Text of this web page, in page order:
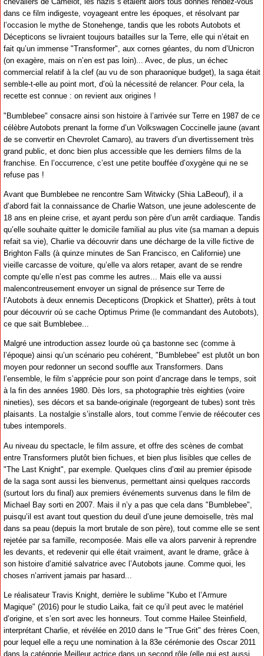
dans ce film indigeste, voyageant entre les époques, et résolvant par
l’occasion le mythe de Stonehenge, tandis que les robots Autobots et
Décepticons se livraient toujours batailles sur la Terre, elle qui n’était en
fait qu’un immense "Transformer", aux cornes géantes, du nom d’Unicron
(on exagère, mais on n’en est pas loin)... Avec, de plus, un échec
commercial relatif à la clef (au vu de son pharaonique budget), la saga était
semble-t-elle au point mort, d’où la nécessité de relancer. Pour cela, la
recette est connue : on revient aux origines !
"Bumblebee" consacre ainsi son histoire à l’arrivée sur Terre en 1987 de ce
célèbre Autobots prenant la forme d’un Volkswagen Coccinelle jaune (avant
de se convertir en Chevrolet Camaro), au travers d’un divertissement très
grand public, et donc bien plus accessible que les derniers films de la
franchise. En l’occurrence, c’est une petite bouffée d’oxygène qui ne se
refuse pas !
Avant que Bumblebee ne rencontre Sam Witwicky (Shia LaBeouf), il a
d’abord fait la connaissance de Charlie Watson, une jeune adolescente de
18 ans en pleine crise, et ayant perdu son père d’un arrêt cardiaque. Tandis
qu’elle souhaite quitter le domicile familial au plus vite (sa maman a depuis
refait sa vie), Charlie va découvrir dans une décharge de la ville fictive de
Brighton Falls (à quinze minutes de San Francisco, en Californie) une
vieille carcasse de voiture, qu’elle va alors retaper, avant de se rendre
compte qu’elle n’est pas comme les autres... Mais elle va aussi
malencontreusement envoyer un signal de présence sur Terre de
l’Autobots à deux ennemis Decepticons (Dropkick et Shatter), prêts à tout
pour découvrir où se cache Optimus Prime (le commandant des Autobots),
ce que sait Bumblebee...
Malgré une introduction assez lourde où ça bastonne sec (comme à
l’époque) ainsi qu’un scénario peu cohérent, "Bumblebee" est plutôt un bon
moyen pour redonner un second souffle aux Transformers. Dans
l’ensemble, le film s’apprécie pour son point d’ancrage dans le temps, soit
à la fin des années 1980. Dès lors, sa photographie très eighties (voire
nineties), ses décors et sa bande-originale (regorgeant de tubes) sont très
plaisants. La nostalgie s’installe alors, tout comme l’envie de réécouter ces
tubes intemporels.
Au niveau du spectacle, le film assure, et offre des scènes de combat
entre Transformers plutôt bien fichues, et bien plus lisibles que celles de
"The Last Knight", par exemple. Quelques clins d’œil au premier épisode
de la saga sont aussi les bienvenus, permettant ainsi quelques raccords
(surtout lors du final) aux premiers événements survenus dans le film de
Michael Bay sorti en 2007. Mais il n’y a pas que cela dans "Bumblebee",
puisqu’il est avant tout question du deuil d’une jeune demoiselle, très mal
dans sa peau (depuis la mort brutale de son père), tout comme elle se sent
rejetée par sa famille, recomposée. Mais elle va alors parvenir à reprendre
les devants, et redevenir qui elle était vraiment, avant le drame, grâce à
son histoire d’amitié salvatrice avec l’Autobots jaune. Comme quoi, les
choses n’arrivent jamais par hasard...
Le réalisateur Travis Knight, derrière le sublime "Kubo et l’Armure
Magique" (2016) pour le studio Laika, fait ce qu’il peut avec le matériel
d’origine, et s’en sort avec les honneurs. Tout comme Hailee Steinfield,
interprétant Charlie, et révélée en 2010 dans le "True Grit" des frères Coen,
pour lequel elle a reçu une nomination à la 83e cérémonie des Oscar 2011
dans la catégorie Meilleur actrice dans un second rôle (elle qui est aussi